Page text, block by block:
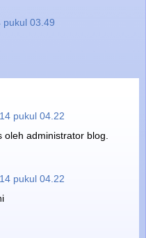
pukul 03.49
pukul 04.22
administrator blog.
pukul 04.22